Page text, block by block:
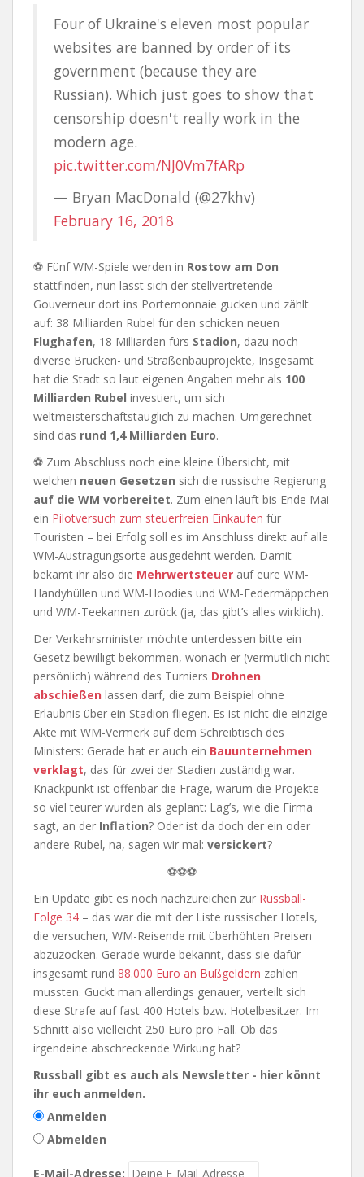
Four of Ukraine's eleven most popular
websites are banned by order of its
government (because they are
Russian). Which just goes to show that
censorship doesn't really work in the
modern age.
pic.twitter.com/NJ0Vm7fARp
— Bryan MacDonald (@27khv)
February 16, 2018
⚽ Fünf WM-Spiele werden in Rostow am Don
stattfinden, nun lässt sich der stellvertretende
Gouverneur dort ins Portemonnaie gucken und zählt
auf: 38 Milliarden Rubel für den schicken neuen
Flughafen, 18 Milliarden fürs Stadion, dazu noch
diverse Brücken- und Straßenbauprojekte, Insgesamt
hat die Stadt so laut eigenen Angaben mehr als 100
Milliarden Rubel investiert, um sich
weltmeisterschaftstauglich zu machen. Umgerechnet
sind das rund 1,4 Milliarden Euro.
⚽ Zum Abschluss noch eine kleine Übersicht, mit
welchen neuen Gesetzen sich die russische Regierung
auf die WM vorbereitet. Zum einen läuft bis Ende Mai
ein Pilotversuch zum steuerfreien Einkaufen für
Touristen – bei Erfolg soll es im Anschluss direkt auf alle
WM-Austragungsorte ausgedehnt werden. Damit
bekämt ihr also die Mehrwertsteuer auf eure WM-
Handyhüllen und WM-Hoodies und WM-Federmäppchen
und WM-Teekannen zurück (ja, das gibt’s alles wirklich).
Der Verkehrsminister möchte unterdessen bitte ein
Gesetz bewilligt bekommen, wonach er (vermutlich nicht
persönlich) während des Turniers Drohnen
abschießen lassen darf, die zum Beispiel ohne
Erlaubnis über ein Stadion fliegen. Es ist nicht die einzige
Akte mit WM-Vermerk auf dem Schreibtisch des
Ministers: Gerade hat er auch ein Bauunternehmen
verklagt, das für zwei der Stadien zuständig war.
Knackpunkt ist offenbar die Frage, warum die Projekte
so viel teurer wurden als geplant: Lag’s, wie die Firma
sagt, an der Inflation? Oder ist da doch der ein oder
andere Rubel, na, sagen wir mal: versickert?
⚽⚽⚽
Ein Update gibt es noch nachzureichen zur Russball-
Folge 34 – das war die mit der Liste russischer Hotels,
die versuchen, WM-Reisende mit überhöhten Preisen
abzuzocken. Gerade wurde bekannt, dass sie dafür
insgesamt rund 88.000 Euro an Bußgeldern zahlen
mussten. Guckt man allerdings genauer, verteilt sich
diese Strafe auf fast 400 Hotels bzw. Hotelbesitzer. Im
Schnitt also vielleicht 250 Euro pro Fall. Ob das
irgendeine abschreckende Wirkung hat?
Russball gibt es auch als Newsletter - hier könnt
ihr euch anmelden.
Anmelden
Abmelden
E-Mail-Adresse: